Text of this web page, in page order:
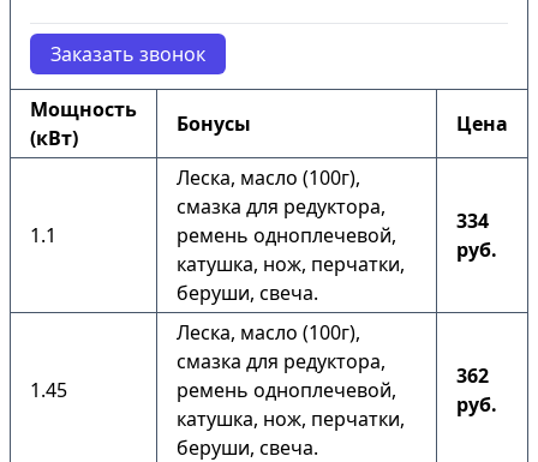
Заказать звонок
Мощность
(кВт)
Бонусы Цена
1.1
Леска, масло (100г),
смазка для редуктора,
ремень одноплечевой,
катушка, нож, перчатки,
беруши, свеча.
334
руб.
1.45
Леска, масло (100г),
смазка для редуктора,
ремень одноплечевой,
катушка, нож, перчатки,
беруши, свеча.
362
руб.